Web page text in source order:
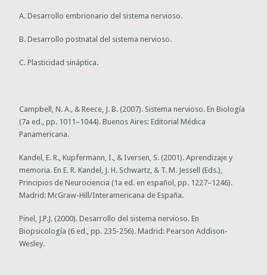
A. Desarrollo embrionario del sistema nervioso.
B. Desarrollo postnatal del sistema nervioso.
C. Plasticidad sináptica.
Campbell, N. A., & Reece, J. B. (2007). Sistema nervioso. En Biología
(7a ed., pp. 1011–1044). Buenos Aires: Editorial Médica
Panamericana.
Kandel, E. R., Kupfermann, I., & Iversen, S. (2001). Aprendizaje y
memoria. En E. R. Kandel, J. H. Schwartz, & T. M. Jessell (Eds.),
Principios de Neurociencia (1a ed. en español, pp. 1227–1246).
Madrid: McGraw-Hill/Interamericana de España.
Pinel, J.P.J. (2000). Desarrollo del sistema nervioso. En
Biopsicología (6 ed., pp. 235-256). Madrid: Pearson Addison-
Wesley.